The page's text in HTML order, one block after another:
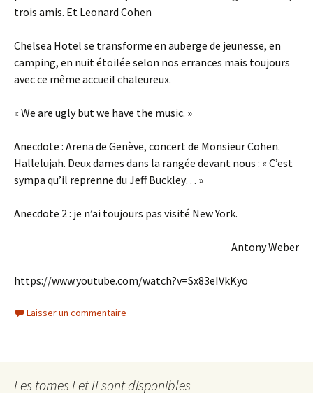
trois amis. Et Leonard Cohen
Chelsea Hotel se transforme en auberge de jeunesse, en
camping, en nuit étoilée selon nos errances mais toujours
avec ce même accueil chaleureux.
« We are ugly but we have the music. »
Anecdote : Arena de Genève, concert de Monsieur Cohen.
Hallelujah. Deux dames dans la rangée devant nous : « C’est
sympa qu’il reprenne du Jeff Buckley… »
Anecdote 2 : je n’ai toujours pas visité New York.
Antony Weber
https://www.youtube.com/watch?v=Sx83eIVkKyo
Laisser un commentaire
Les tomes I et II sont disponibles